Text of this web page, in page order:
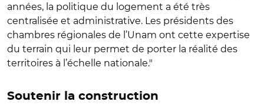
années, la politique du logement a été très
centralisée et administrative. Les présidents des
chambres régionales de l’Unam ont cette expertise
du terrain qui leur permet de porter la réalité des
territoires à l’échelle nationale."
Soutenir la construction